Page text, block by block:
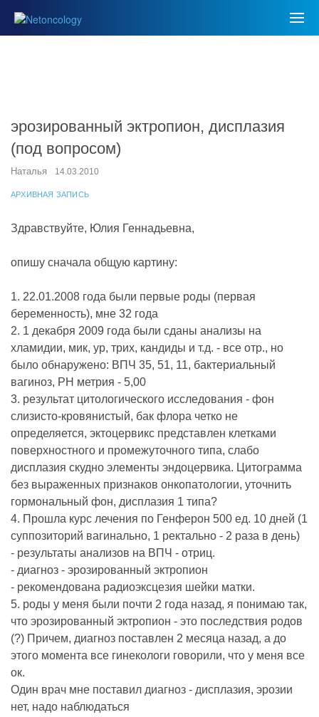
эрозированный эктропион, дисплазия
(под вопросом)
Наталья 14.03.2010
АРХИВНАЯ ЗАПИСЬ
Здравствуйте, Юлия Геннадьевна,
опишу сначала общую картину:
1. 22.01.2008 года были первые роды (первая
беременность), мне 32 года
2. 1 декабря 2009 года были сданы анализы на
хламидии, мик, ур, трих, кандиды и т.д. - все отр., но
было обнаружено: ВПЧ 35, 51, 11, бактериальный
вагиноз, PH метрия - 5,00
3. результат цитологического исследования - фон
слизисто-кровянистый, бак флора четко не
определяется, эктоцервикс представлен клетками
поверхностного и промежуточного типа, слабо
дисплазия скудно элементы эндоцервика. Цитограмма
без выраженных признаков онкопатологии, уточнить
гормональный фон, дисплазия 1 типа?
4. Прошла курс лечения по Генферон 500 ед. 10 дней (1
суппозиторий вагинально, 1 ректально - 2 раза в день)
- результаты анализов на ВПЧ - отриц.
- диагноз - эрозированный эктропион
- рекомендована радиоэксцезия шейки матки.
5. роды у меня были почти 2 года назад, я понимаю так,
что эрозированный эктропион - это последствия родов
(?) Причем, диагноз поставлен 2 месяца назад, а до
этого момента все гинекологи говорили, что у меня все
ок.
Один врач мне поставил диагноз - дисплазия, эрозии
нет, надо наблюдаться